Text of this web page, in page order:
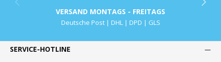
VERSAND MONTAGS - FREITAGS
Deutsche Post | DHL | DPD | GLS
SERVICE-HOTLINE